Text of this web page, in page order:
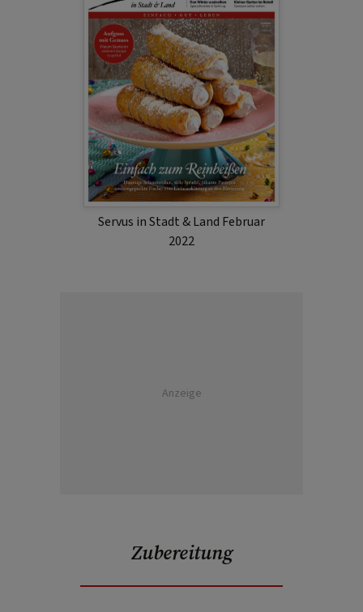
Servus in Stadt & Land Februar
2022
Anzeige
Zubereitung